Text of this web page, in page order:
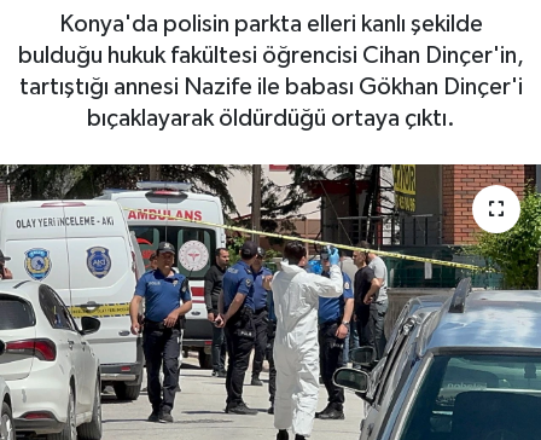
Konya'da polisin parkta elleri kanlı şekilde
bulduğu hukuk fakültesi öğrencisi Cihan Dinçer'in,
tartıştığı annesi Nazife ile babası Gökhan Dinçer'i
bıçaklayarak öldürdüğü ortaya çıktı.
Gündem
Güvenlik
Magazin
Özel Haber
Resmi İlan
Sağlık
Haber Arşivi